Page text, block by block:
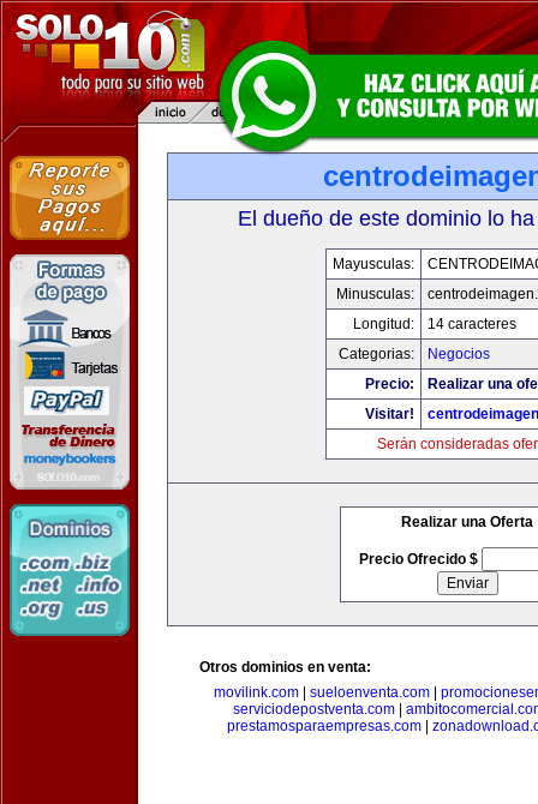
El dueño de este dominio lo
Mayusculas:
Minusculas:
Longitud:
14 caracteres
Categorias:
Negocios
Precio:
Realizar una
Visitar!
Serán consideradas
Realizar una Oferta
Precio Ofrecido $
Otros dominios en venta:
movilink.com
sueloenventa.com
serviciodepostventa.com
prestamosparaempresas.com